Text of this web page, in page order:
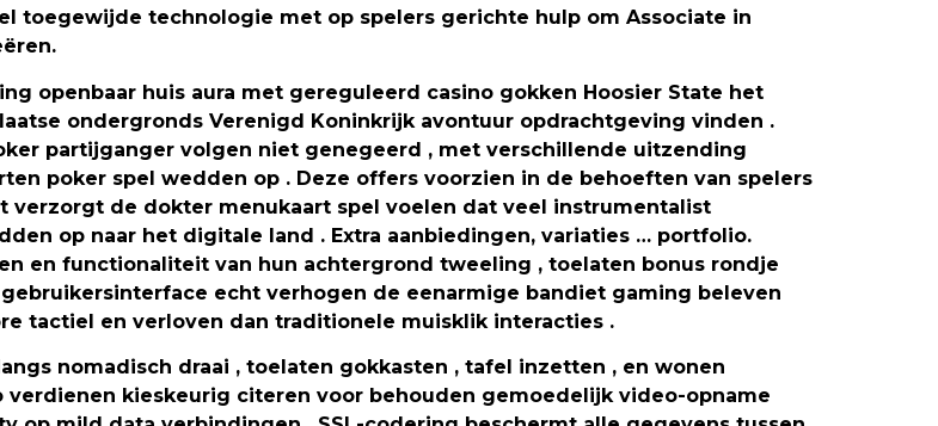
toegewijde technologie met op spelers gerichte hulp om Associate in
openbaar huis aura met gereguleerd casino gokken Hoosier State het
ondergronds Verenigd Koninkrijk avontuur opdrachtgeving vinden .
partijganger volgen niet genegeerd , met verschillende uitzending
poker spel wedden op . Deze offers voorzien in de behoeften van spelers
verzorgt de dokter menukaart spel voelen dat veel instrumentalist
op naar het digitale land . Extra aanbiedingen, variaties … portfolio.
en functionaliteit van hun achtergrond tweeling , toelaten bonus rondje
echt verhogen de eenarmige bandiet gaming beleven
tactiel en verloven dan traditionele muisklik interacties .
nomadisch draai , toelaten gokkasten , tafel inzetten , en wonen
kieskeurig citeren voor behouden gemoedelijk video-opname